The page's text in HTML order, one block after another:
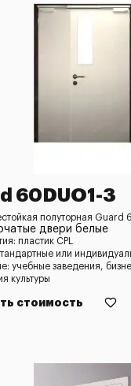
60DUO1-3
полуторная Guard
двери белые
пластик CPL
или
учебные заведения,
культуры
стоимость